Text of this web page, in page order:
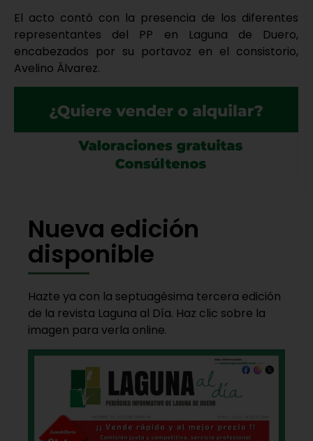
El acto contó con la presencia de los diferentes
representantes del PP en Laguna de Duero,
encabezados por su portavoz en el consistorio,
Avelino Álvarez.
Nueva edición
disponible
Hazte ya con la septuagésima tercera edición
de la revista Laguna al Día. Haz clic sobre la
imagen para verla online.